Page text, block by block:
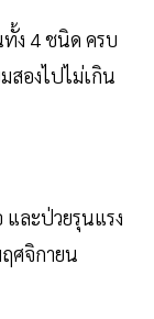
ง 4 ชนิด ครบ
สองไปไม่เกิน
และป่วยรุนแรง
ศจิกายน